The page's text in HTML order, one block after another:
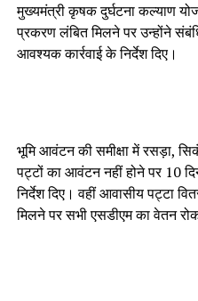
मुख्यमंत्री कृषक दुर्घटना कल्याण
प्रकरण लंबित मिलने पर उन्होंने
आवश्यक कार्रवाई के निर्देश दिए।
भूमि आवंटन की समीक्षा में रसड़ा,
पट्टों का आवंटन नहीं होने पर 10
निर्देश दिए। वहीं आवासीय पट्टा
मिलने पर सभी एसडीएम का वेतन